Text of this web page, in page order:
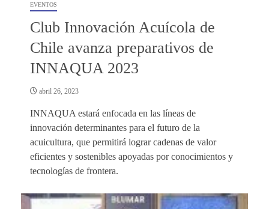
EVENTOS
Club Innovación Acuícola de
Chile avanza preparativos de
INNAQUA 2023
abril 26, 2023
INNAQUA estará enfocada en las líneas de
innovación determinantes para el futuro de la
acuicultura, que permitirá lograr cadenas de valor
eficientes y sostenibles apoyadas por conocimientos y
tecnologías de frontera.